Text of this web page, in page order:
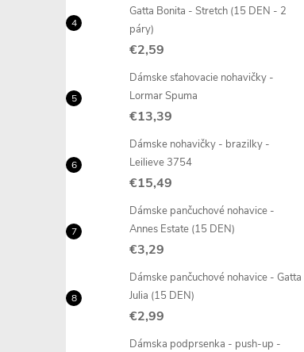
Gatta Bonita - Stretch (15 DEN - 2
páry)
€2,59
Dámske sťahovacie nohavičky -
Lormar Spuma
€13,39
Dámske nohavičky - brazilky -
Leilieve 3754
€15,49
Dámske pančuchové nohavice -
Annes Estate (15 DEN)
€3,29
Dámske pančuchové nohavice - Gatta
Julia (15 DEN)
€2,99
Dámska podprsenka - push-up -